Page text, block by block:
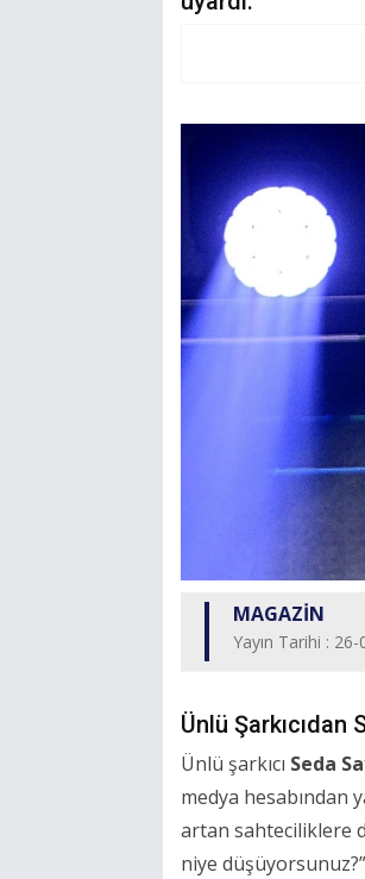
MAGAZİN
Yayın Tarihi :
Ünlü Şarkıcıdan
Ünlü şarkıcı Seda
medya hesabından
artan sahteciliklere
niye